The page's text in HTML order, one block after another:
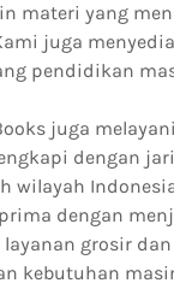
materi yang
juga
pendidikan
juga
dengan
wilayah
dengan
grosir
kebutuhan